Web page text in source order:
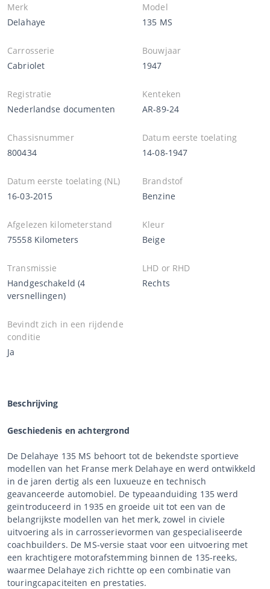
Merk
Delahaye
Model
135 MS
Carrosserie
Cabriolet
Bouwjaar
1947
Registratie
Nederlandse documenten
Kenteken
AR-89-24
Chassisnummer
800434
Datum eerste toelating
14-08-1947
Datum eerste toelating (NL)
16-03-2015
Brandstof
Benzine
Afgelezen kilometerstand
75558 Kilometers
Kleur
Beige
Transmissie
Handgeschakeld (4
versnellingen)
LHD or RHD
Rechts
Bevindt zich in een rijdende
conditie
Ja
Beschrijving
Geschiedenis en achtergrond
De Delahaye 135 MS behoort tot de bekendste sportieve
modellen van het Franse merk Delahaye en werd ontwikkeld
in de jaren dertig als een luxueuze en technisch
geavanceerde automobiel. De typeaanduiding 135 werd
geïntroduceerd in 1935 en groeide uit tot een van de
belangrijkste modellen van het merk, zowel in civiele
uitvoering als in carrosserievormen van gespecialiseerde
coachbuilders. De MS-versie staat voor een uitvoering met
een krachtigere motorafstemming binnen de 135-reeks,
waarmee Delahaye zich richtte op een combinatie van
touringcapaciteiten en prestaties.